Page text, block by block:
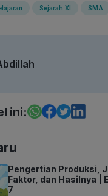
Sejarah XI SMA
ini:
Pengertian Produksi,
Faktor, dan Hasilnya |
7